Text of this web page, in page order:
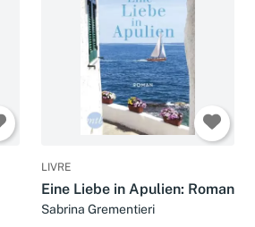
LIVRE
Eine Liebe in Apulien: Roman
Sabrina Grementieri